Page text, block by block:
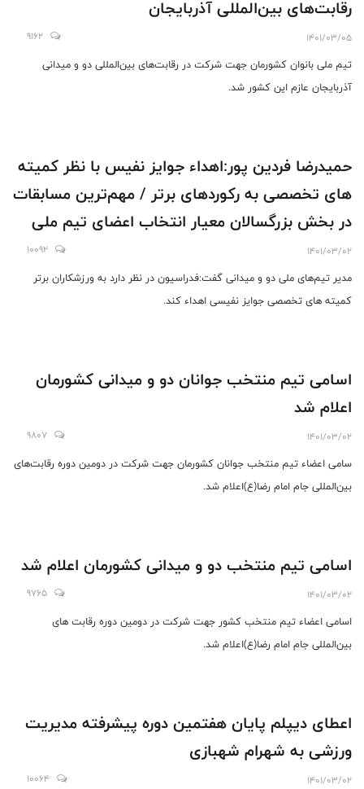
رقابت‌های بین‌المللی آذربایجان
1401/03/05
9162
تیم ملی بانوان کشورمان جهت شرکت در رقابت‌های بین‌المللی دو و میدانی
آذربایجان عازم این کشور شد.
حمیدرضا فردین پور:اهداء جوایز نفیس با نظر کمیته
های تخصصی به رکوردهای برتر / مهم‌ترین مسابقات
در بخش بزرگسالان معیار انتخاب اعضای تیم ملی
برای بازیهای کشورهای اسلامی
1401/03/02
10092
مدیر تیم‌های ملی دو و میدانی گفت:فدراسیون در نظر دارد به ورزشکاران برتر
کمیته های تخصصی جوایز نفیسی اهداء کند.
اسامی تیم منتخب جوانان دو و میدانی کشورمان
اعلام شد
1401/03/02
9807
سامی اعضاء تیم منتخب جوانان کشورمان جهت شرکت در دومین دوره رقابت‌های
بین‌المللی جام امام رضا(ع)اعلام شد.
اسامی تیم منتخب دو و میدانی کشورمان اعلام شد
1401/03/02
9765
اسامی اعضاء تیم منتخب کشور جهت شرکت در دومین دوره رقابت های
بین‌المللی جام امام رضا(ع)اعلام شد.
اعطای دیپلم پایان هفتمین دوره پیشرفته مدیریت
ورزشی به شهرام شهبازی
1401/03/02
10064